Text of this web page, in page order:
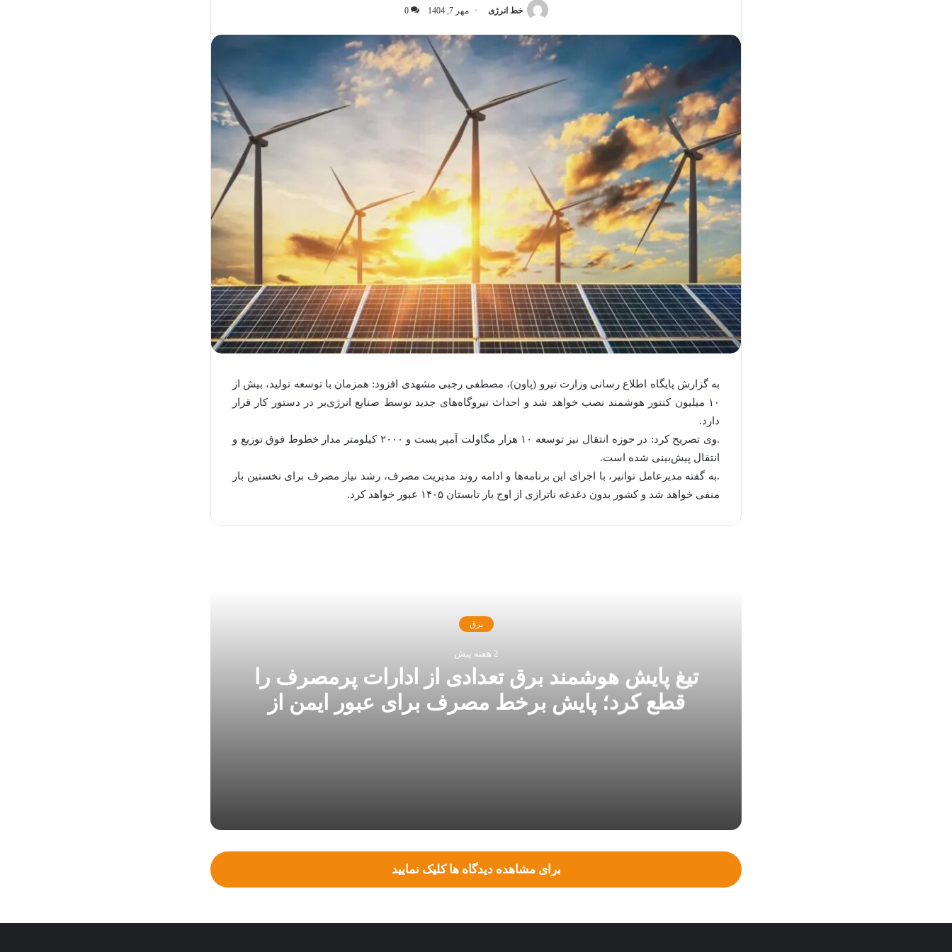
خط انرژی مهر 7, 1404 0
به گزارش پایگاه اطلاع رسانی وزارت نیرو (پاون)، مصطفی رجبی مشهدی افزود: همزمان با توسعه تولید، بیش از
۱۰ میلیون کنتور هوشمند نصب خواهد شد و احداث نیروگاه‌های جدید توسط صنایع انرژی‌بر در دستور کار قرار
دارد.
.وی تصریح کرد: در حوزه انتقال نیز توسعه ۱۰ هزار مگاولت آمپر پست و ۲۰۰۰ کیلومتر مدار خطوط فوق توزیع و
انتقال پیش‌بینی شده است.
.به گفته مدیرعامل توانیر، با اجرای این برنامه‌ها و ادامه روند مدیریت مصرف، رشد نیاز مصرف برای نخستین بار
منفی خواهد شد و کشور بدون دغدغه ناترازی از اوج بار تابستان ۱۴۰۵ عبور خواهد کرد.
برق
2 هفته پیش
تیغ پایش هوشمند برق تعدادی از ادارات پرمصرف را
قطع کرد؛ پایش برخط مصرف برای عبور ایمن از
«سنکرون‌سازی» شبکه الکتریکی ایران و روسیه گامی برای امنیت انرژی منطقه
برای مشاهده دیدگاه ها کلیک نمایید